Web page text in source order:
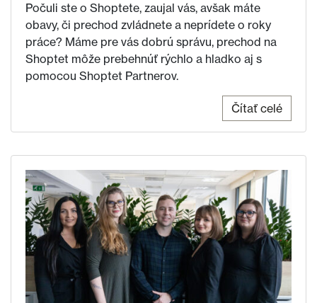
Počuli ste o Shoptete, zaujal vás, avšak máte
obavy, či prechod zvládnete a neprídete o roky
práce? Máme pre vás dobrú správu, prechod na
Shoptet môže prebehnúť rýchlo a hladko aj s
pomocou Shoptet Partnerov.
Čítať celé